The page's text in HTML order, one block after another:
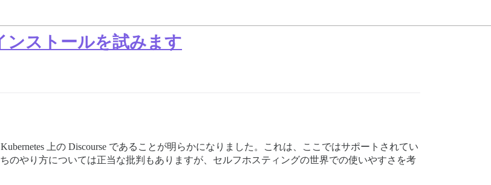
ンストールを試みます
上の Discourse であることが明らかになりました。これは、ここではサポートされてい
のやり方については正当な批判もありますが、セルフホスティングの世界での使いやすさを考